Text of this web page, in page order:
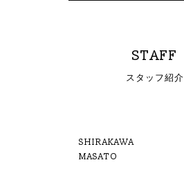
STAFF
スタッフ紹介
SHIRAKAWA
MASATO